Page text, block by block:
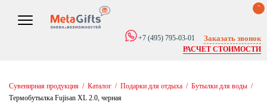
0
+7 (495) 795-03-01 Заказать звонок
РАСЧЕТ СТОИМОСТИ
Сувенирная продукция / Каталог / Подарки для отдыха / Бутылки для воды /
Термобутылка Fujisan XL 2.0, черная